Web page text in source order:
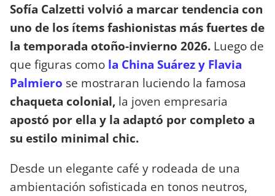
Sofía Calzetti volvió a marcar tendencia con
uno de los ítems fashionistas más fuertes de
la temporada otoño-invierno 2026. Luego de
que figuras como la China Suárez y Flavia
Palmiero se mostraran luciendo la famosa
chaqueta colonial, la joven empresaria
apostó por ella y la adaptó por completo a
su estilo minimal chic.
Desde un elegante café y rodeada de una
ambientación sofisticada en tonos neutros,